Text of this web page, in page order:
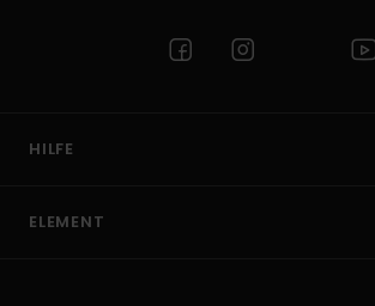
HILFE
ELEMENT